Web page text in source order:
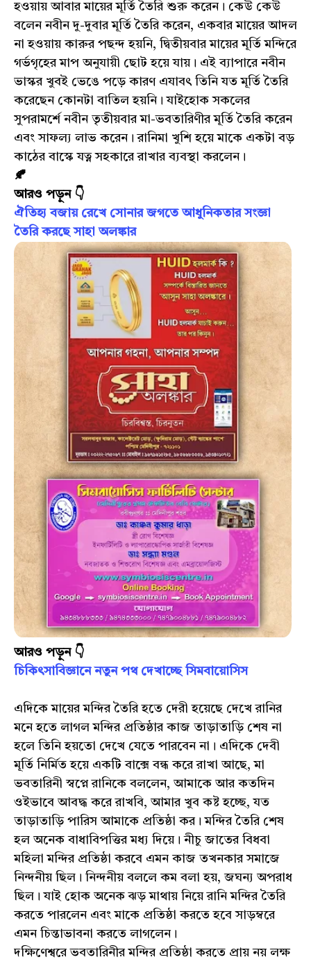
হওয়ায় আবার মায়ের মূর্তি তৈরি শুরু করেন। কেউ কেউ
বলেন নবীন দু-দুবার মূর্তি তৈরি করেন, একবার মায়ের আদল
না হওয়ায় কারুর পছন্দ হয়নি, দ্বিতীয়বার মায়ের মূর্তি মন্দিরে
গর্ভগৃহের মাপ অনুযায়ী ছোট হয়ে যায়। এই ব্যাপারে নবীন
ভাস্কর খুবই ভেঙে পড়ে কারণ এযাবৎ তিনি যত মূর্তি তৈরি
করেছেন কোনটা বাতিল হয়নি। যাইহোক সকলের
সুপরামর্শে নবীন তৃতীয়বার মা-ভবতারিণীর মূর্তি তৈরি করেন
এবং সাফল্য লাভ করেন। রানিমা খুশি হয়ে মাকে একটা বড়
কাঠের বাস্কে যত্ন সহকারে রাখার ব্যবস্থা করলেন।
🍂
আরও পড়ুন 👇
ঐতিহ্য বজায় রেখে সোনার জগতে আধুনিকতার সংজ্ঞা
তৈরি করছে সাহা অলঙ্কার
আরও পড়ুন 👇
চিকিৎসাবিজ্ঞানে নতুন পথ দেখাচ্ছে সিমবায়োসিস
এদিকে মায়ের মন্দির তৈরি হতে দেরী হয়েছে দেখে রানির
মনে হতে লাগল মন্দির প্রতিষ্ঠার কাজ তাড়াতাড়ি শেষ না
হলে তিনি হয়তো দেখে যেতে পারবেন না। এদিকে দেবী
মূর্তি নির্মিত হয়ে একটি বাক্সে বন্ধ করে রাখা আছে, মা
ভবতারিনী স্বপ্নে রানিকে বললেন, আমাকে আর কতদিন
ওইভাবে আবদ্ধ করে রাখবি, আমার খুব কষ্ট হচ্ছে, যত
তাড়াতাড়ি পারিস আমাকে প্রতিষ্ঠা কর। মন্দির তৈরি শেষ
হল অনেক বাধাবিপত্তির মধ্য দিয়ে। নীচু জাতের বিধবা
মহিলা মন্দির প্রতিষ্ঠা করবে এমন কাজ তখনকার সমাজে
নিন্দনীয় ছিল। নিন্দনীয় বললে কম বলা হয়, জঘন্য অপরাধ
ছিল। যাই হোক অনেক ঝড় মাথায় নিয়ে রানি মন্দির তৈরি
করতে পারলেন এবং মাকে প্রতিষ্ঠা করতে হবে সাড়ম্বরে
এমন চিন্তাভাবনা করতে লাগলেন।
দক্ষিণেশ্বরে ভবতারিনীর মন্দির প্রতিষ্ঠা করতে প্রায় নয় লক্ষ